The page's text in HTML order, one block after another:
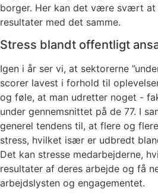
borger. Her kan det være svært at
resultater med det samme.
Stress blandt offentligt
Igen i år ser vi, at sektorerne
scorer lavest i forhold til
og føle, at man udretter noget -
under gennemsnittet på de 77. I
generel tendens til, at flere og
stress, hvilket især er udbredt
Det kan stresse medarbejderne,
resultater af deres arbejde og få
arbejdslysten og engagementet.